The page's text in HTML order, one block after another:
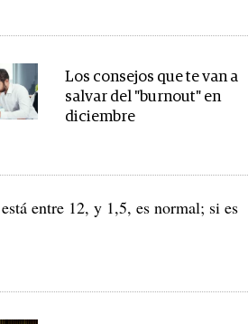
Los consejos que te van a
salvar del "burnout" en
diciembre
entre 12, y 1,5, es normal; si es